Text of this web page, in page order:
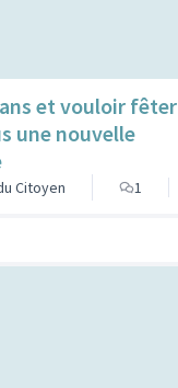
et vouloir fêter
une nouvelle
Citoyen 1